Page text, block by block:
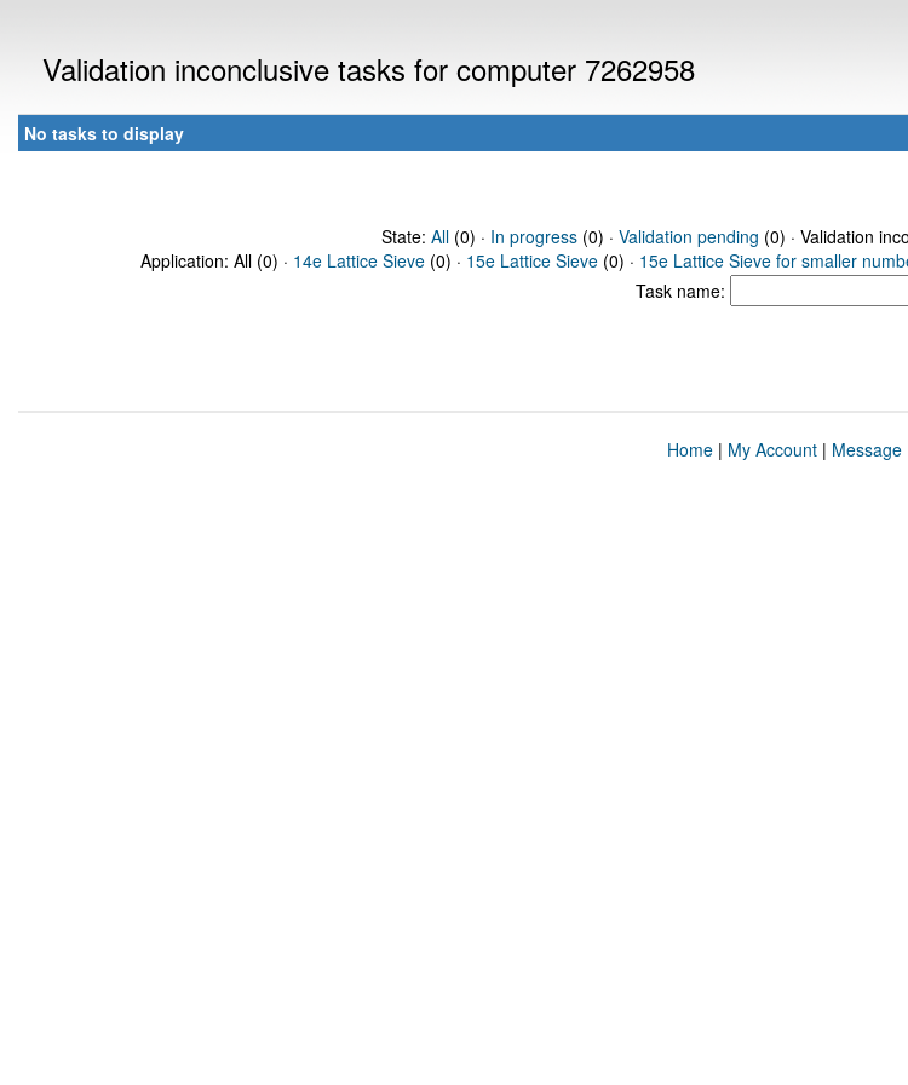
Validation inconclusive tasks for computer 7262958
No tasks to display
State: All(0) · In progress(0) · Validation pending (0) · Validation
Application: All (0) · 14e Lattice Sieve (0) · 15e Lattice Sieve (0) · 15e Lattice Sieve for smaller
Task name:
Home| My Account| Message